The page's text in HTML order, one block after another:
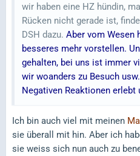
wir haben eine HZ hündin,
Rücken nicht gerade ist,
DSH dazu. Aber vom Wesen
besseres mehr vorstellen.
gehalten, bei uns ist immer
wir woanders zu Besuch
Negativen Reaktionen
Ich bin auch viel mit meinen
sie überall mit hin. Aber ich
sie weiss sich nun auch zu